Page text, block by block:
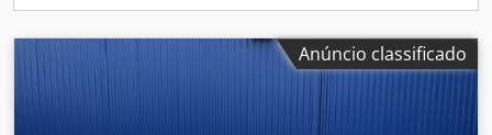
Anúncio classificado